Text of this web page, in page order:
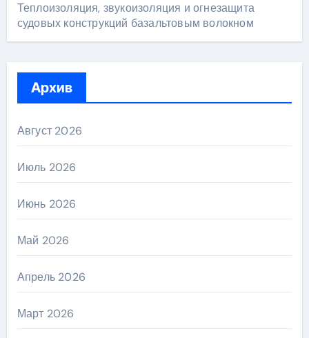
Теплоизоляция, звукоизоляция и огнезащита
судовых конструкций базальтовым волокном
Архив
Август 2026
Июль 2026
Июнь 2026
Май 2026
Апрель 2026
Март 2026